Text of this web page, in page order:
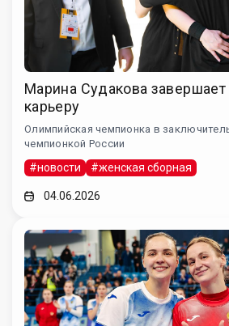
Марина Судакова
карьеру
Олимпийская чемпионка в
чемпионкой России
#новости #женская сборная
04.06.2026